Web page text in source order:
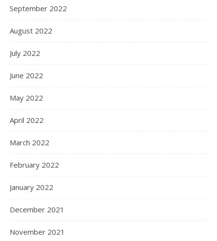
September 2022
August 2022
July 2022
June 2022
May 2022
April 2022
March 2022
February 2022
January 2022
December 2021
November 2021